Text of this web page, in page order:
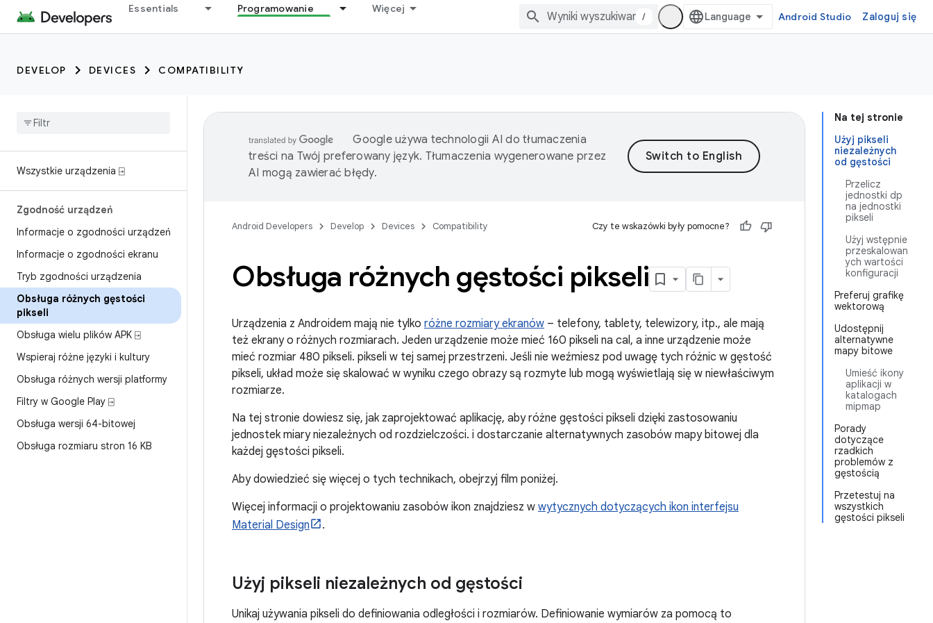
Essentials Programowanie Więcej
/ Android Studio Zaloguj się
DEVELOP DEVICES COMPATIBILITY
Wszystkie urządzenia ⍈
Zgodność urządzeń
Informacje o zgodności urządzeń
Informacje o zgodności ekranu
Tryb zgodności urządzenia
Obsługa różnych gęstości
pikseli
Obsługa wielu plików APK ⍈
Wspieraj różne języki i kultury
Obsługa różnych wersji platformy
Filtry w Google Play ⍈
Obsługa wersji 64-bitowej
Obsługa rozmiaru stron 16 KB
Na tej stronie
Użyj pikseli
niezależnych
od gęstości
Przelicz
jednostki dp
na jednostki
pikseli
Użyj wstępnie
przeskalowan
ych wartości
konfiguracji
Preferuj grafikę
wektorową
Udostępnij
alternatywne
mapy bitowe
Umieść ikony
aplikacji w
katalogach
mipmap
Porady
dotyczące
rzadkich
problemów z
gęstością
Przetestuj na
wszystkich
gęstości pikseli
Google używa technologii AI do tłumaczenia
treści na Twój preferowany język. Tłumaczenia wygenerowane przez
AI mogą zawierać błędy.
Android Developers Develop Devices Compatibility Czy te wskazówki były pomocne?
Obsługa różnych gęstości pikseli
Urządzenia z Androidem mają nie tylko różne rozmiary ekranów – telefony, tablety, telewizory, itp., ale mają
też ekrany o różnych rozmiarach. Jeden urządzenie może mieć 160 pikseli na cal, a inne urządzenie może
mieć rozmiar 480 pikseli. pikseli w tej samej przestrzeni. Jeśli nie weźmiesz pod uwagę tych różnic w gęstość
pikseli, układ może się skalować w wyniku czego obrazy są rozmyte lub mogą wyświetlają się w niewłaściwym
rozmiarze.
Na tej stronie dowiesz się, jak zaprojektować aplikację, aby różne gęstości pikseli dzięki zastosowaniu
jednostek miary niezależnych od rozdzielczości. i dostarczanie alternatywnych zasobów mapy bitowej dla
każdej gęstości pikseli.
Aby dowiedzieć się więcej o tych technikach, obejrzyj film poniżej.
Więcej informacji o projektowaniu zasobów ikon znajdziesz w wytycznych dotyczących ikon interfejsu
Material Design
.
Użyj pikseli niezależnych od gęstości
Unikaj używania pikseli do definiowania odległości i rozmiarów. Definiowanie wymiarów za pomocą to